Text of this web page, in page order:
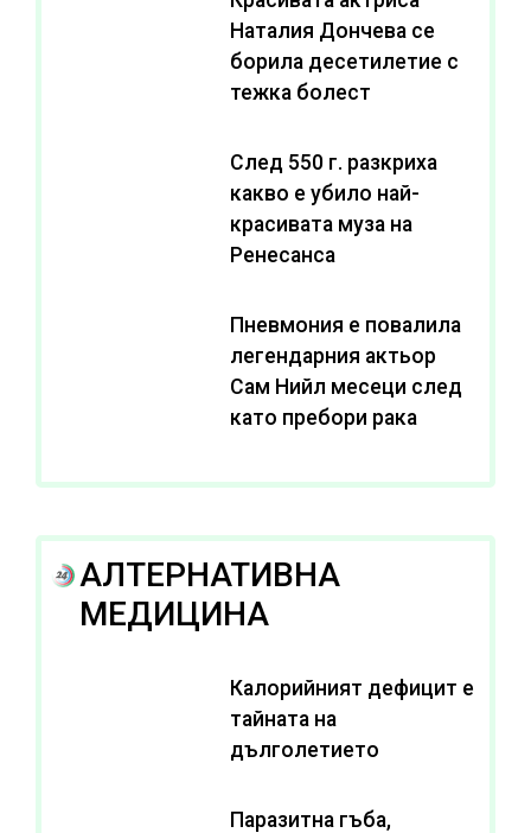
Наталия Дончева се
борила десетилетие с
тежка болест
След 550 г. разкриха
какво е убило най-
красивата муза на
Ренесанса
Пневмония е повалила
легендарния актьор
Сам Нийл месеци след
като пребори рака
АЛТЕРНАТИВНА
МЕДИЦИНА
Калорийният дефицит е
тайната на
дълголетието
Паразитна гъба,